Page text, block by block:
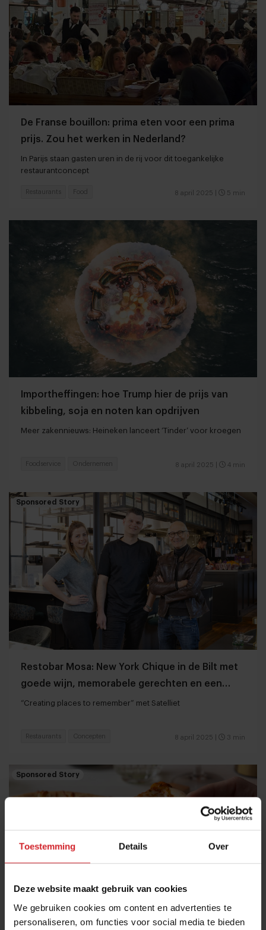
Toestemming Details Over
Deze website maakt gebruik van cookies
We gebruiken cookies om content en advertenties te
personaliseren, om functies voor social media te bieden
De Franse bouillon: prima eten voor een prima
prijs. Zou het werken in Nederland?
In Parijs staan gasten uren in de rij voor dit toegankelijke
restaurantconcept
8 april 2025 5 min
Restaurants Food
Importheffingen: hoe Trump hier de prijs van
kibbeling, soja en noten kan opdrijven
Meer zakennieuws: Heineken lanceert ‘Tinder’ voor kroegen
8 april 2025 4 min
Foodservice Ondernemen
Sponsored Story
Restobar Mosa: New York Chique in de Bilt met
goede wijn, memorabele gerechten en een
smaakvol interieur
“Creating places to remember” met Satelliet
8 april 2025 3 min
Restaurants Concepten
Sponsored Story